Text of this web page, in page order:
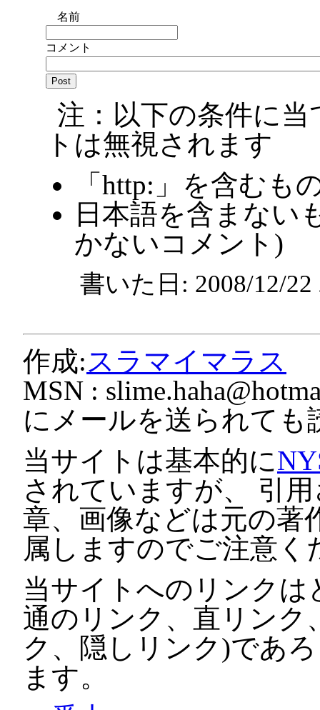
名前
コメント
注：以下の条件に
トは無視されます
「http:」を含むも
日本語を含まない
かないコメント)
書いた日: 2008/12/
作成:スラマイマラス
MSN :
にメールを送られても
当サイトは基本的に
されていますが、 引
章、画像などは元の著
属しますのでご注意く
当サイトへのリンクは
通のリンク、直リンク
ク、隠しリンク)であ
ます。